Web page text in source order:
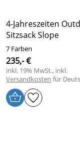
4-Jahreszeiten
Sitzsack Slope
7 Farben
235,- €
inkl. 19% MwSt., inkl.
Versandkosten für